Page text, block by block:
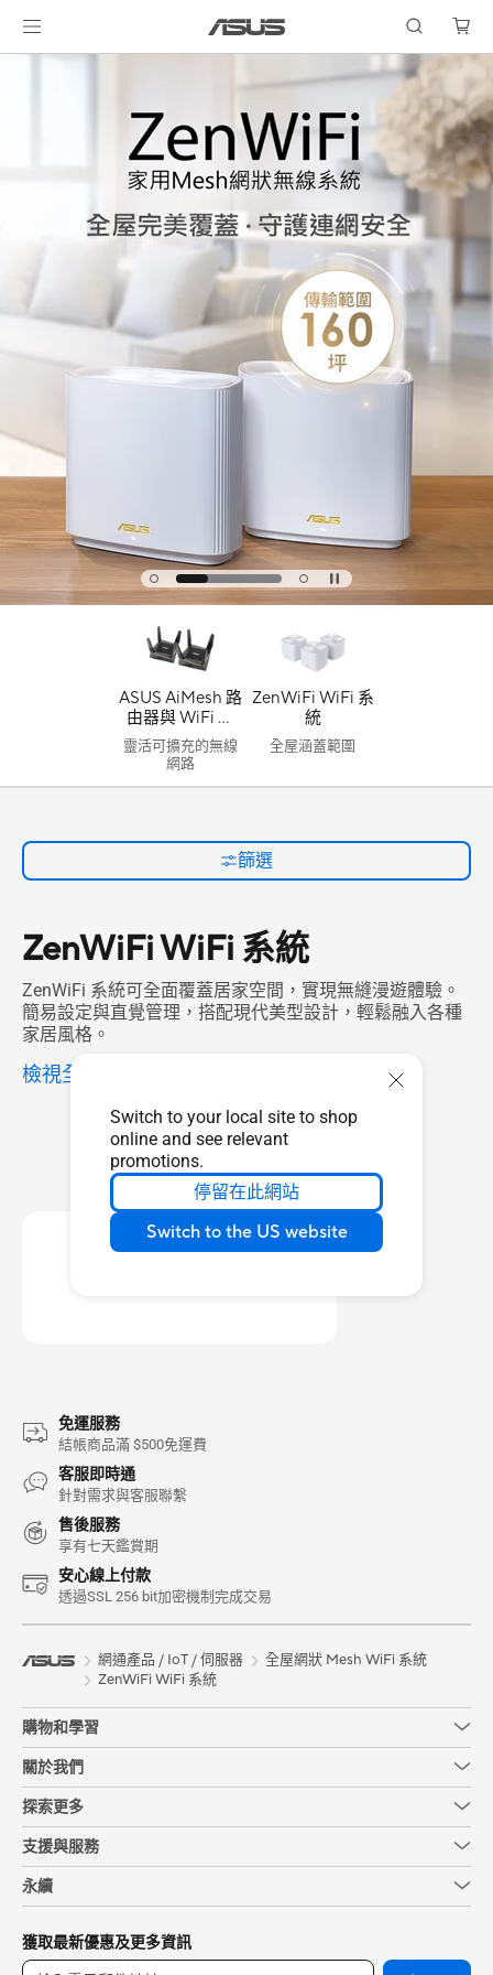
Switch to your local site to shop
online and see relevant
promotions.
停留在此網站
Switch to the US website
ASUS AiMesh 路
由器與 WiFi 系
統
靈活可擴充的無線
網路
ZenWiFi WiFi 系
統
全屋涵蓋範圍
篩選
ZenWiFi WiFi 系統
ZenWiFi 系統可全面覆蓋居家空間，實現無縫漫遊體驗。
簡易設定與直覺管理，搭配現代美型設計，輕鬆融入各種
家居風格。
檢視全部 ZenWiFi WiFi 系統
免運服務
結帳商品滿 $500免運費
客服即時通
針對需求與客服聯繫
售後服務
享有七天鑑賞期
安心線上付款
透過SSL 256 bit加密機制完成交易
網通產品 / IoT / 伺服器
全屋網狀 Mesh WiFi 系統
ZenWiFi WiFi 系統
購物和學習
關於我們
探索更多
支援與服務
永續
獲取最新優惠及更多資訊